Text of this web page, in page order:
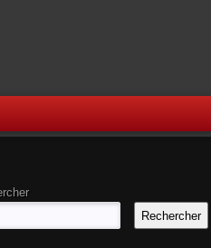
Rechercher